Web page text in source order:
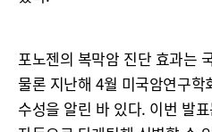
포노젠의 복막암 진단 효과는
물론 지난해 4월 미국암연구학
수성을 알린 바 있다. 이번 발